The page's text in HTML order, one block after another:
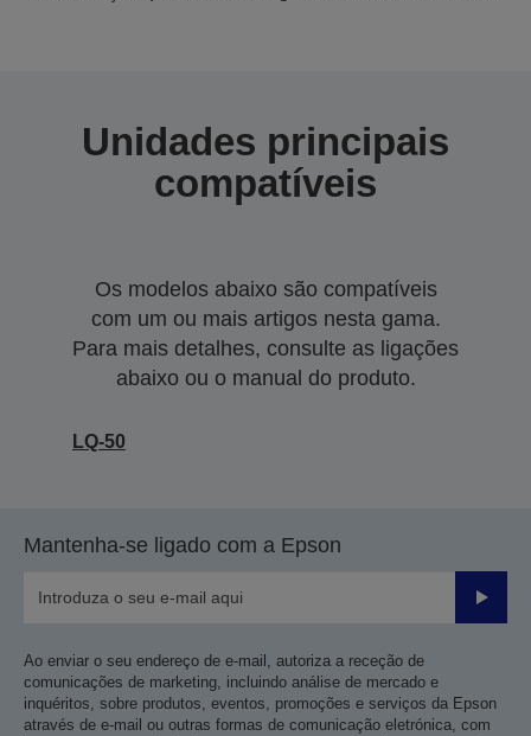
Unidades principais
compatíveis
Os modelos abaixo são compatíveis
com um ou mais artigos nesta gama.
Para mais detalhes, consulte as ligações
abaixo ou o manual do produto.
LQ-50
Mantenha-se ligado com a Epson
Enviar
Ao enviar o seu endereço de e-mail, autoriza a receção de
comunicações de marketing, incluindo análise de mercado e
inquéritos, sobre produtos, eventos, promoções e serviços da Epson
através de e-mail ou outras formas de comunicação eletrónica, com